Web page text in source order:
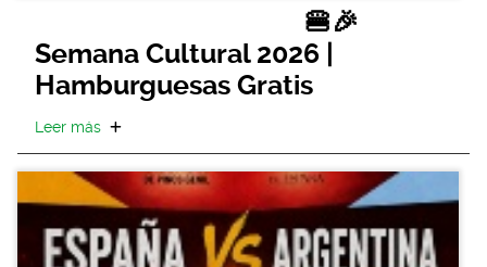
🍔🎉
Semana Cultural 2026 |
Hamburguesas Gratis
Leer más